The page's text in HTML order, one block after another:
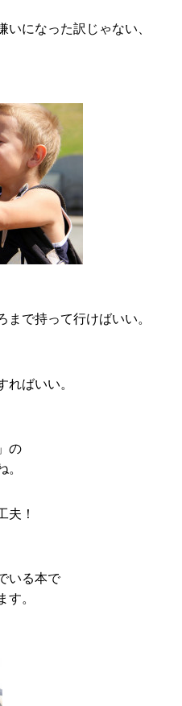
になった訳じゃない、
まで持って行けばいい。
ればいい。
の
。
夫！
いる本で
す。